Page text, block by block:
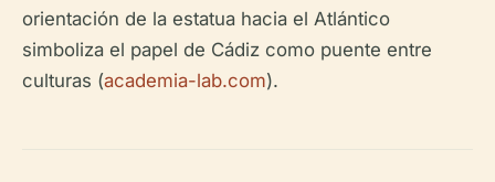
orientación de la estatua hacia el Atlántico
simboliza el papel de Cádiz como puente entre
culturas (academia-lab.com).